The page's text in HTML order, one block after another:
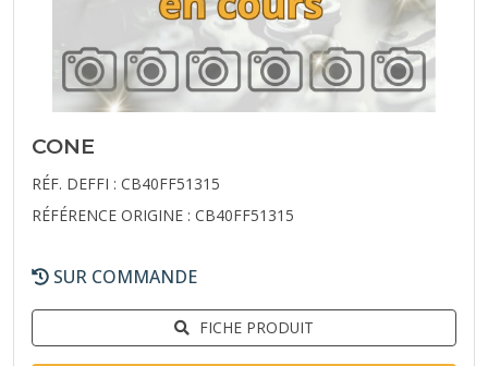
CONE
RÉF. DEFFI : CB40FF51315
RÉFÉRENCE ORIGINE : CB40FF51315
SUR COMMANDE
FICHE PRODUIT